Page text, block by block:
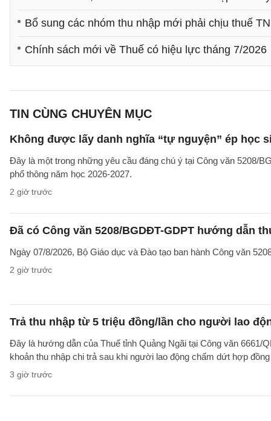
Bổ sung các nhóm thu nhập mới phải chịu thuế
Chính sách mới về Thuế có hiệu lực tháng 7/2026
TIN CÙNG CHUYÊN MỤC
Không được lấy danh nghĩa “tự nguyện” ép học
Đây là một trong những yêu cầu đáng chú ý tại Công văn 5208/
phổ thông năm học 2026-2027.
2 giờ trước
Đã có Công văn 5208/BGDĐT-GDPT hướng dẫn
Ngày 07/8/2026, Bộ Giáo dục và Đào tạo ban hành Công văn
2 giờ trước
Trả thu nhập từ 5 triệu đồng/lần cho người lao
Đây là hướng dẫn của Thuế tỉnh Quảng Ngãi tại Công văn
khoản thu nhập chi trả sau khi người lao động chấm dứt hợp
3 giờ trước